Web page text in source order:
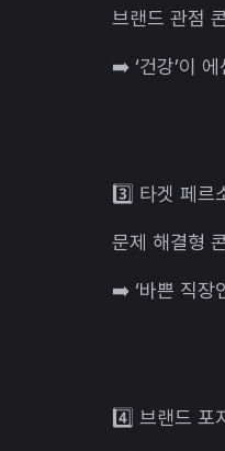
브랜드 관점
➡️ ‘건강’이
3️⃣ 타겟 페르
문제 해결형
➡️ ‘바쁜 직장
4️⃣ 브랜드 포